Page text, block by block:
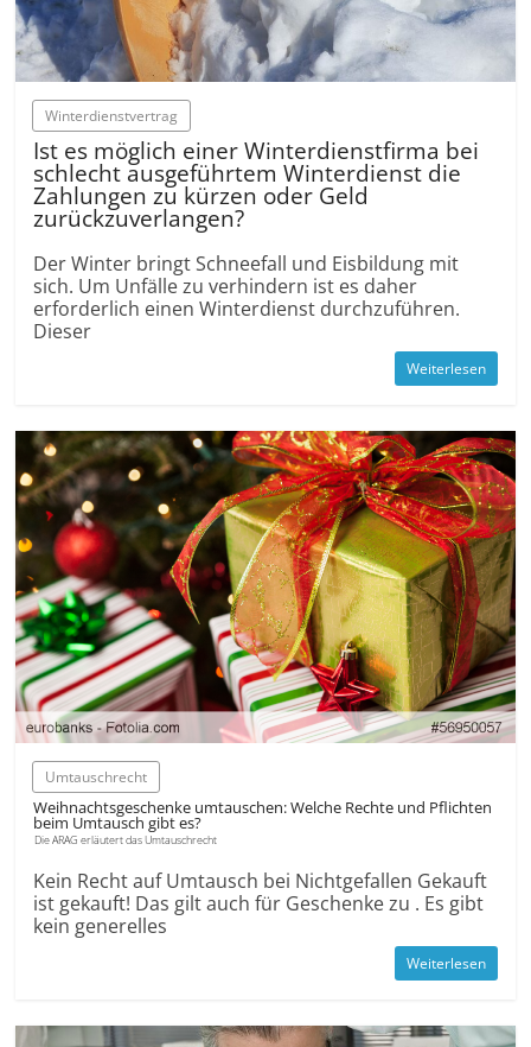
Winterdienstvertrag
Ist es möglich einer Winterdienstfirma bei
schlecht ausgeführtem Winterdienst die
Zahlungen zu kürzen oder Geld
zurückzuverlangen?
Der Winter bringt Schneefall und Eisbildung mit
sich. Um Unfälle zu verhindern ist es daher
erforderlich einen Winterdienst durchzuführen.
Dieser
Weiterlesen
Umtauschrecht
Weihnachtsgeschenke umtauschen: Welche Rechte und Pflichten
beim Umtausch gibt es?
Die ARAG erläutert das Umtauschrecht
Kein Recht auf Umtausch bei Nichtgefallen Gekauft
ist gekauft! Das gilt auch für Geschenke zu . Es gibt
kein generelles
Weiterlesen